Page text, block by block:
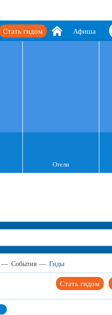
Афиша
Стать гидом
Отели
— События — Гиды
Стать гидом